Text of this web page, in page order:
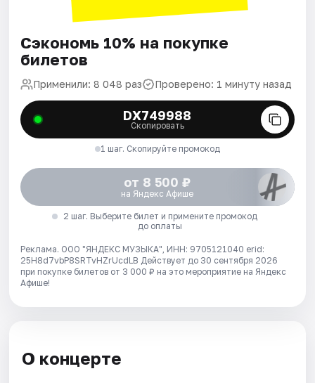
Сэкономь 10% на покупке
билетов
Применили: 8 048 раз Проверено: 1 минуту назад
DX749988
Скопировать
1 шаг. Скопируйте промокод
от 8 500 ₽
на Яндекс Афише
2 шаг. Выберите билет и примените промокод
до оплаты
Реклама. ООО "ЯНДЕКС МУЗЫКА", ИНН: 9705121040 erid:
25H8d7vbP8SRTvHZrUcdLB Действует до 30 сентября 2026
при покупке билетов от 3 000 ₽ на это мероприятие на Яндекс
Афише!
О концерте